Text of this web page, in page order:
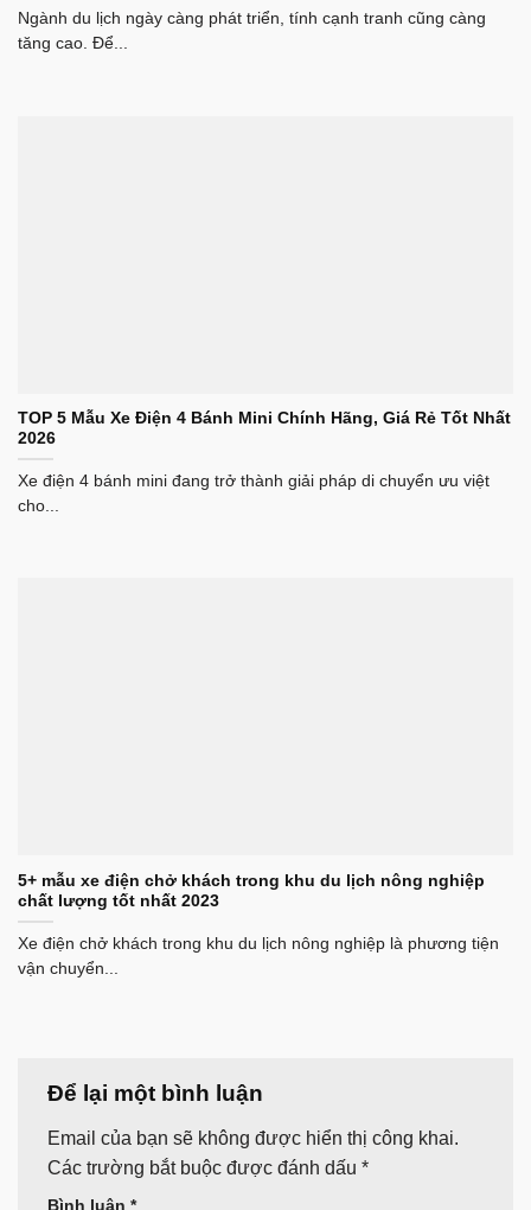
Ngành du lịch ngày càng phát triển, tính cạnh tranh cũng càng
tăng cao. Để...
TOP 5 Mẫu Xe Điện 4 Bánh Mini Chính Hãng, Giá Rẻ Tốt Nhất
2026
Xe điện 4 bánh mini đang trở thành giải pháp di chuyển ưu việt
cho...
5+ mẫu xe điện chở khách trong khu du lịch nông nghiệp
chất lượng tốt nhất 2023
Xe điện chở khách trong khu du lịch nông nghiệp là phương tiện
vận chuyển...
Để lại một bình luận
Email của bạn sẽ không được hiển thị công khai.
Các trường bắt buộc được đánh dấu *
Bình luận *